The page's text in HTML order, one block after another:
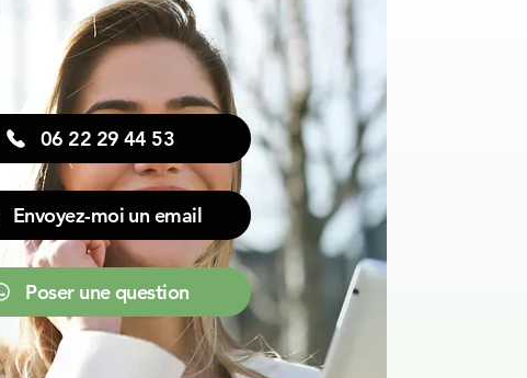
06 22 29 44 53
Envoyez-moi un email
Poser une question